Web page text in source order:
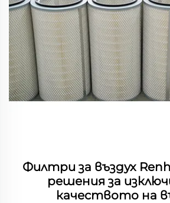
Филтри за въздух
решения за
качеството на